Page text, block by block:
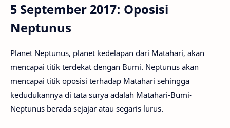
5 September 2017: Oposisi
Neptunus
Planet Neptunus, planet kedelapan dari Matahari, akan
mencapai titik terdekat dengan Bumi. Neptunus akan
mencapai titik oposisi terhadap Matahari sehingga
kedudukannya di tata surya adalah Matahari-Bumi-
Neptunus berada sejajar atau segaris lurus.